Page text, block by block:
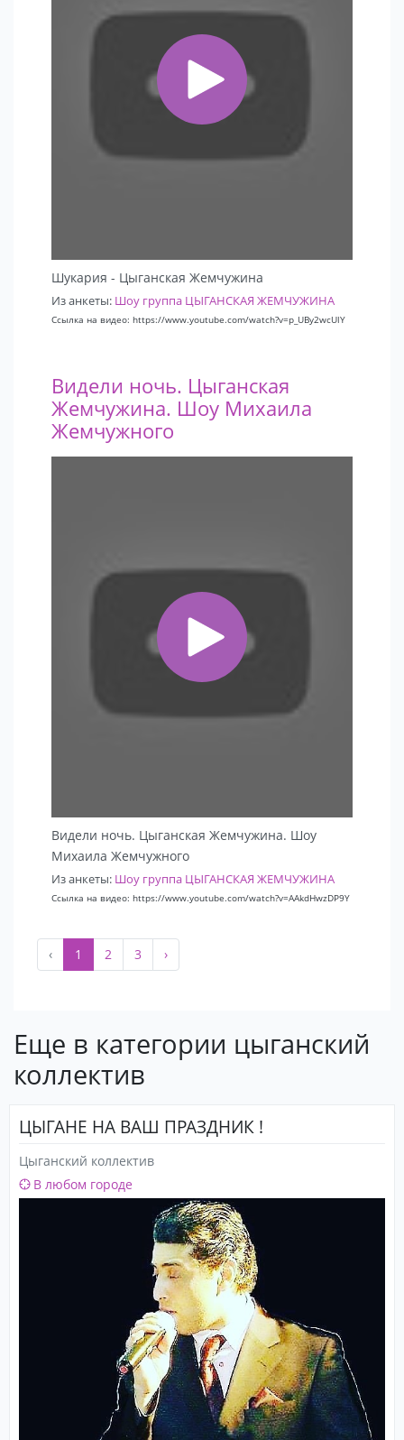
Шукария - Цыганская Жемчужина
Из анкеты: Шоу группа ЦЫГАНСКАЯ ЖЕМЧУЖИНА
Ссылка на видео: https://www.youtube.com/watch?v=p_UBy2wcUlY
Видели ночь. Цыганская
Жемчужина. Шоу Михаила
Жемчужного
Видели ночь. Цыганская Жемчужина. Шоу
Михаила Жемчужного
Из анкеты: Шоу группа ЦЫГАНСКАЯ ЖЕМЧУЖИНА
Ссылка на видео: https://www.youtube.com/watch?v=AAkdHwzDP9Y
‹ 1 2 3 ›
Еще в категории цыганский
коллектив
ЦЫГАНЕ НА ВАШ ПРАЗДНИК !
Цыганский коллектив
В любом городе